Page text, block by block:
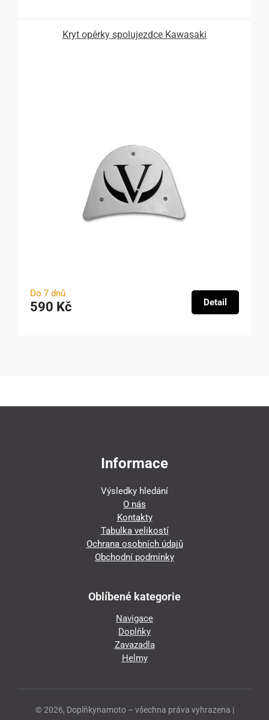
Kryt opěrky spolujezdce Kawasaki
Do 7 dnů
590 Kč Detail
Informace
Výsledky hledání
O nás
Kontakty
Tabulka velikostí
Ochrana osobních údajů
Obchodní podmínky
Oblíbené kategorie
Navigace
Doplňky
Zavazadla
Helmy
© 2026, Doplňkynamoto – všechna práva vyhrazena |